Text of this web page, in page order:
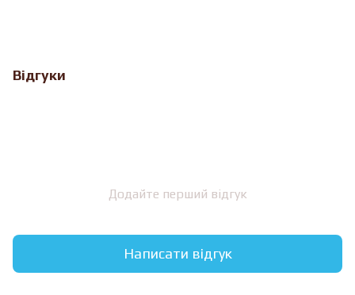
Відгуки
Додайте перший відгук
Написати відгук